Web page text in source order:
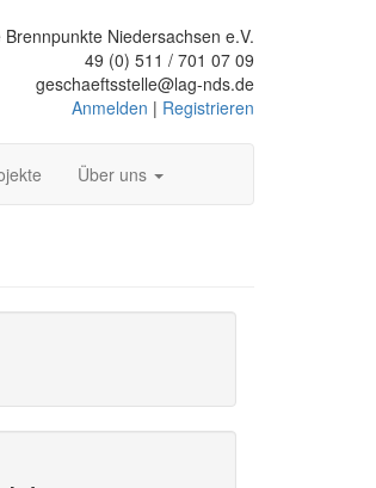
Brennpunkte Niedersachsen e.V.
49 (0) 511 / 701 07 09
geschaeftsstelle@lag-nds.de
Anmelden | Registrieren
Über uns